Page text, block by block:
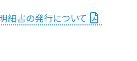
細書の発行について